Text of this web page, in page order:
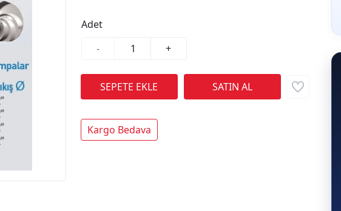
Adet
-
+
Kargo Bedava